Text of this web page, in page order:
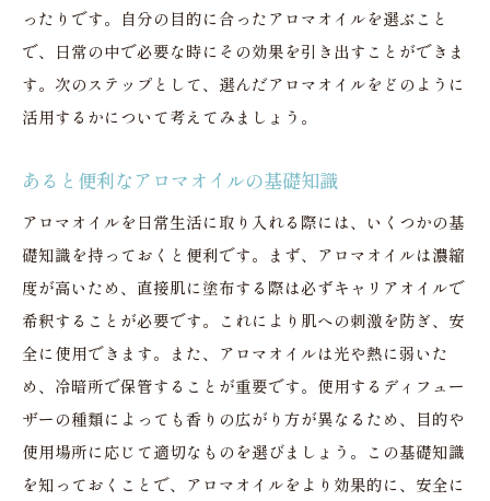
特別な日に最適な香り
アロマオイルで心と体をリフレッシュ
疲れを癒すエッセンシャルオイル
疲れた心を癒すアロマテラピー
エネルギーを取り戻す香りの力
体調管理に役立つアロマオイル
香りで心地よい一日を始める
香りのレイヤリングで奥行きを
自然素材で作る安心空間
持続する香りのテクニック
色と香りの調和で癒しを
ったりです。自分の目的に合ったアロマオイルを選ぶこと
で、日常の中で必要な時にその効果を引き出すことができま
す。次のステップとして、選んだアロマオイルをどのように
活用するかについて考えてみましょう。
あると便利なアロマオイルの基礎知識
アロマオイルを日常生活に取り入れる際には、いくつかの基
礎知識を持っておくと便利です。まず、アロマオイルは濃縮
度が高いため、直接肌に塗布する際は必ずキャリアオイルで
希釈することが必要です。これにより肌への刺激を防ぎ、安
全に使用できます。また、アロマオイルは光や熱に弱いた
め、冷暗所で保管することが重要です。使用するディフュー
ザーの種類によっても香りの広がり方が異なるため、目的や
使用場所に応じて適切なものを選びましょう。この基礎知識
を知っておくことで、アロマオイルをより効果的に、安全に